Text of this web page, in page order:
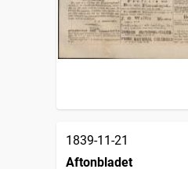
1839-11-21
Aftonbladet